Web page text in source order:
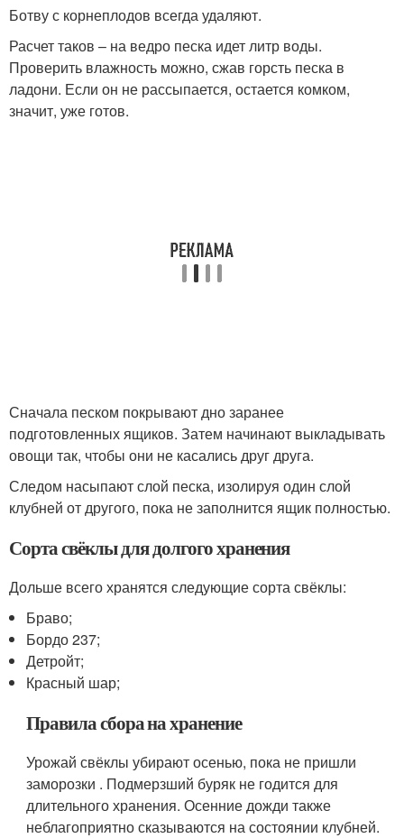
Ботву с корнеплодов всегда удаляют.
Расчет таков – на ведро песка идет литр воды.
Проверить влажность можно, сжав горсть песка в
ладони. Если он не рассыпается, остается комком,
значит, уже готов.
Сначала песком покрывают дно заранее
подготовленных ящиков. Затем начинают выкладывать
овощи так, чтобы они не касались друг друга.
Следом насыпают слой песка, изолируя один слой
клубней от другого, пока не заполнится ящик полностью.
Сорта свёклы для долгого хранения
Дольше всего хранятся следующие сорта свёклы:
Браво;
Бордо 237;
Детройт;
Красный шар;
Правила сбора на хранение
Урожай свёклы убирают осенью, пока не пришли
заморозки . Подмерзший буряк не годится для
длительного хранения. Осенние дожди также
неблагоприятно сказываются на состоянии клубней.